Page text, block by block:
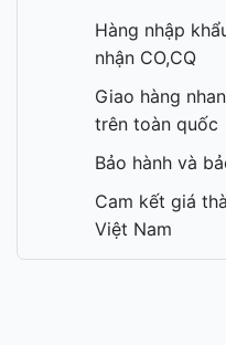
Hàng nhập
nhận CO,CQ
Giao hàng
trên toàn quốc
Bảo hành và
Cam kết giá
Việt Nam